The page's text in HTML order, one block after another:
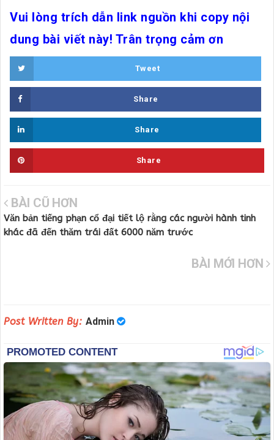
Vui lòng trích dẫn link nguồn khi copy nội
dung bài viết này! Trân trọng cảm ơn
Tweet
Share
Share
Share
BÀI CŨ HƠN
Văn bản tiếng phạn cổ đại tiết lộ rằng các người hành tinh
khác đã đến thăm trái đất 6000 năm trước
BÀI MỚI HƠN
Post Written By: Admin